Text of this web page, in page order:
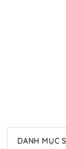
DANH MỤC